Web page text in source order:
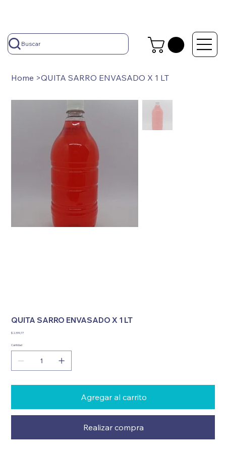
Buscar
Home >QUITA SARRO ENVASADO X 1 LT
QUITA SARRO ENVASADO X 1 LT
Precio
$ 2.399,77
Cantidad
Agregar al carrito
Realizar compra